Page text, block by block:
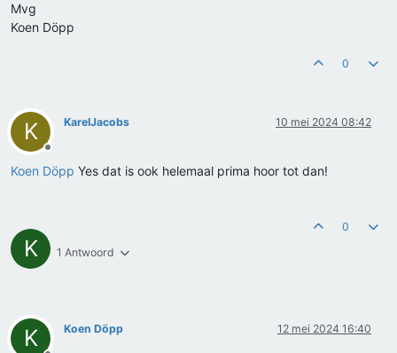
Mvg
Koen Döpp
0
K
Offline
KarelJacobs 10 mei 2024 08:42
Koen Döpp Yes dat is ook helemaal prima hoor tot dan!
K 1 Antwoord
0
K Koen Döpp 12 mei 2024 16:40